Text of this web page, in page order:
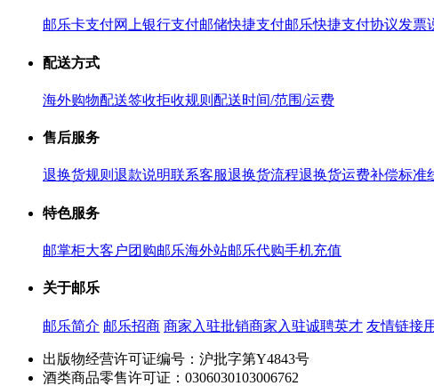
邮乐卡支付网上银行支付邮储快捷支付邮乐快捷支付协议发票
配送方式
海外购物配送签收拒收规则 配送时间/范围/运费
售后服务
退换货规则 退款说明联系客服退换货流程退换货运费补偿标准
特色服务
邮掌柜大客户团购邮乐海外站邮乐代购手机充值
关于邮乐
邮乐简介 邮乐招商 商家入驻批销商家入驻诚聘英才 友情链接
出版物经营许可证编号：沪批字第Y4843号
酒类商品零售许可证：0306030103006762